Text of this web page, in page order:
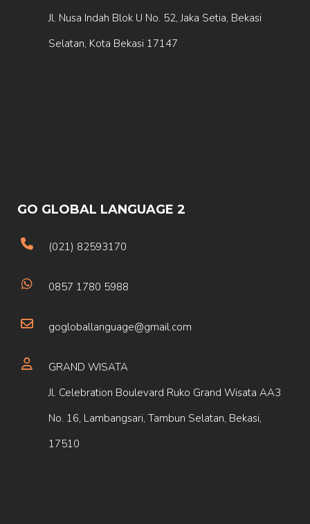
Jl. Nusa Indah Blok U No. 52, Jaka Setia, Bekasi
Selatan, Kota Bekasi 17147
GO GLOBAL LANGUAGE 2
(021) 82593170
0857 1780 5988
gogloballanguage@gmail.com
GRAND WISATA
Jl. Celebration Boulevard Ruko Grand Wisata AA3
No. 16, Lambangsari, Tambun Selatan, Bekasi,
17510